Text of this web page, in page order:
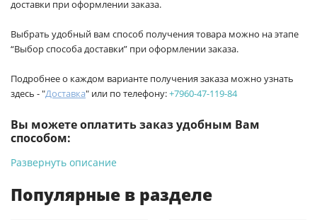
доставки при оформлении заказа.
Выбрать удобный вам способ получения товара можно на этапе
“Выбор способа доставки” при оформлении заказа.
Подробнее о каждом варианте получения заказа можно узнать
здесь - "Доставка" или по телефону:+7960-47-119-84
Вы можете оплатить заказ удобным Вам
способом:
-Банковской картой на сайте ProffЭлектро. Данный вид
Развернуть описание
Популярные в разделе